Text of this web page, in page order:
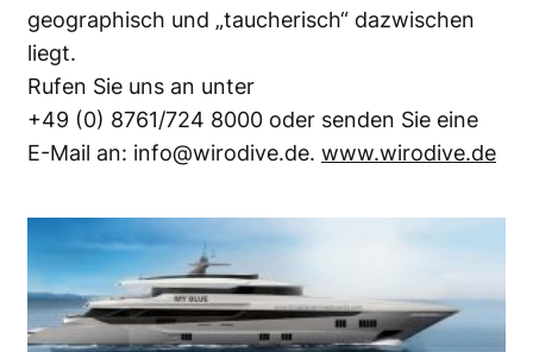
geographisch und „taucherisch“ dazwischen
liegt.
Rufen Sie uns an unter
+49 (0) 8761/724 8000 oder senden Sie eine
E-Mail an: info@wirodive.de. www.wirodive.de